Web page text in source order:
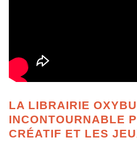
LA LIBRAIRIE
INCONTOURNABLE
CRÉATIF ET LES